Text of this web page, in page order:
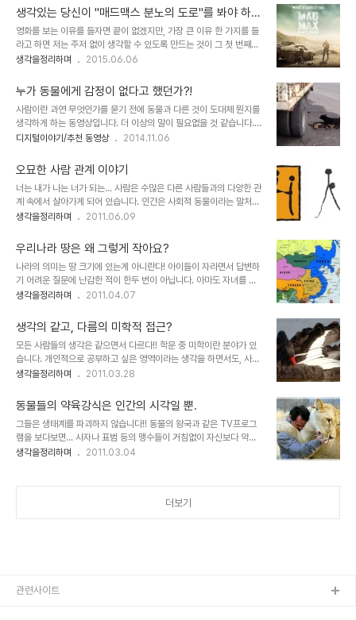
지 좌우 중에 어느 것이 더 길어 보이는가에 대한 물음, ..
생각만 앞섰는데 말이죠. 시간의 흐름과 그 속에서 늙어 가는 인간은
어찌할 수 없는 자연 속 존재임을 생각하게 됩니다. 이미지 출처:
www.seattleorganicrestaurants.com 콕 찝어 "이게 늙은 거
야~"라고 쉽게 말하진 못해도 보여지는 것과 행동거지에선 이미 부인
할 수 없는 징표들이 한 둘이 아닙니다. 아니라고 해봐야 그건 혼자만
www...
생각있는 당신이 "매드맥스 분노의 도로"를 봐야 하는
이유
영화를 보는 이유를 들자면 끝이 없겠지만, 가장 큰 이유 한 가지를 들
라고 하면 저는 주저 없이 생각할 수 있도록 만드는 것이 그 첫 번째입
니다. 영화를 보기 전부터 미리 마음의 준비를 한다거나 하는 건 아니
절함 같은 느낌이 드는 것과 기대에 부응했을 때를 기억하기 때문입니
다. 어느 것이든 너무 기대를 하면 그에 미치지 못하는 경우가 다반사
지만... 그렇지 않은 경우도 있습니다. 오랜만에 돌아온 씨리즈 영화
"매드맥스 4 분도의 도로"가 그랬습니다. 이미지 출처:
posterposse.com 그래서...영화가 개봉되고 조금 늦은 감이 있지
미로 왜 이 영화를 봐야만 하는..
생각을정리하며 2015.06.06
누가 동물에게 감정이 없다고 했던가?!
사람이란 과연 무엇인가를 묻기 전에 동물과 다른 것이 도대체 뭔지를
생각하게 하는 동영상입니다. 더 이상의 말이 필요없을 것 같습니다.
직접 보시면서 천천히 한번 생각해 보시길... 페이스북의 동영상
보이는 것으로 확인했습니다만, 혹 보이지 않는 다면 아래 링크를 클릭
해서 보시기 바랍니다.
https://www.facebook.com/video.php?
v=873170176046469 Urban Kings님의 글
디지털이야기/추천 동영상 2014.11.06
오묘한 사람 관계 이야기
너는 내가 나는 너가 되는... 사람은 수많은 다른 사람들과의 다양한 관
계 속에서 살아가게 되어 있습니다. 인간은 사회적 동물이라는 말처럼
어쩌면 인간은 실제 혼자서는 살아갈 수 없는 존재인지도 모릅니다. 어
론 그러한 상황이라도 어디까지가 혼자냐라고 하는 문제에 대해서는
간단히 설정할 수는 없을 겁니다. 그냥 단지 사람들과의 관계가 단절된
것만을 전제로 한 것을 의미하는 경우에는 가능할 수도 있겠다고 생각
이 들면서도 직접 경험해 보질 못한 것이기에...- ▲ H를 형상화 한 이
미지는 Human Relations Associates의 로고이며, 사람人자는
연결되고 통한다는..
생각을정리하며 2011.06.09
우리나라 땅은 왜 그렇게 작아요?
나라의 의미는 땅 크기에 있는게 아니란다! 아이들이 자라면서 답변하
기 어려운 질문에 난감한 적이 한두 번이 아닙니다. 아마도 자녀를 키
우는 부모들이 모두 겪는 일이겠지만... 딸아이가 6~7살이었던 어느
렇게 작아요?" "지구 본을 보면 우리나라 땅은 정말로 작은 거 같아
요." 그때 당시로 이제 막 7살이 된-뭐 12월 하고도 24일생이라서 생
후 개월 수로 따진다면, 아직 만 6살도 아니었지만...- 딸아이의 질문
에 순간 나는 당황하고 말았습니다. 이걸 도대체 어떻게 설명해야 하
나? 그래서 궁여지책으로 우선... "나라의 크기는 땅의 크기로만 말할
나라에 대..
생각을정리하며 2011.04.07
생각의 같고, 다름의 미학적 접근?
모든 사람들의 생각은 같으면서 다르다!! 학문 중 미학이란 분야가 있
습니다. 개인적으로 공부하고 싶은 영역이라는 생각을 하면서도, 사실
어떻게 접근해야 할지 알 수 없어 생각만으로 지금껏 겉도는 느낌입니
하는 미학의 관점과 나의 생각이 일치하는가?" 라는 차원은 다를 수 있
다고 생각합니다. 하지만 그러면서도 한편으론 일맥할 수 있지 않을까
라는 생각과 함께 좀처럼 복잡하니 그 관심의 대상으로서는 지워지지
가 않습니다. ▲ 생각의 교차를 이미지로 형상화 한듯 보입니다. 이것
이 미학일까요? 경구로 표현되는 미학적 접근에 따르는 하나의 예로서
생각을정리하며 2011.03.28
동물들의 약육강식은 인간의 시각일 뿐.
그들은 생태계를 파괴하지 않습니다!! 동물의 왕국과 같은 TV프로그
램을 보다보면... 사자나 표범 등의 맹수들이 거침없이 자신보다 약한
동물들을 사납고 포악하게 잡아먹는 모습을 볼 수 있습니다. 매번 보게
실을 알게되었습니다. 그들이 맹수로만 불린 이유는 이기적인 인간의
생각을정리하며 2011.03.04
더보기
관련사이트